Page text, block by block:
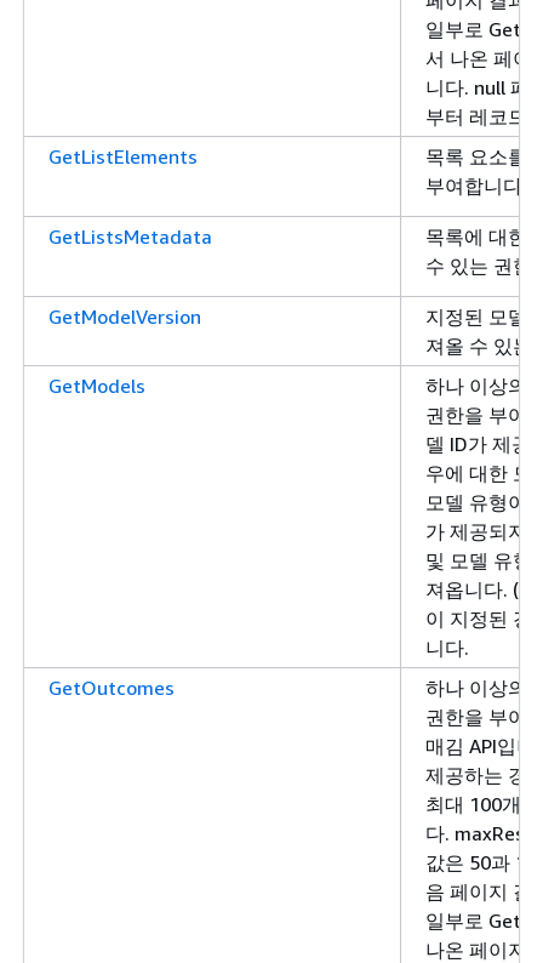
일부로
서 나온 페이
니다. null 페
부터 레코드
GetListElements
목록 요소를
부여합니다.
GetListsMetadata
목록에 대한
수 있는 권한
GetModelVersion
지정된 모델
져올 수 있는
GetModels
하나 이상의
권한을 부여
델 ID가 제공
우에 대한 모
모델 유형이
가 제공되지
및 모델 유형
져옵니다. (
이 지정된 경
니다.
GetOutcomes
하나 이상의
권한을 부여
매김 API입
제공하는 경
최대 100개
다.
값은 50과
음 페이지 결
일부로
나온 페이지